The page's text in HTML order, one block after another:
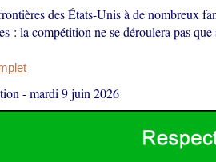
des États-Unis à de nombreux
: la compétition ne se déroulera pas
-mardi 9 juin 2026